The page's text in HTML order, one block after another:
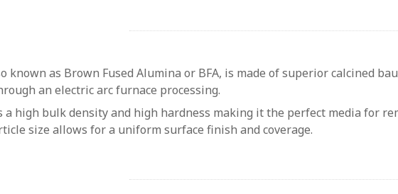
known as Brown Fused Alumina or BFA, is made of superior calcined
an electric arc furnace processing.
a high bulk density and high hardness making it the perfect media for
size allows for a uniform surface finish and coverage.